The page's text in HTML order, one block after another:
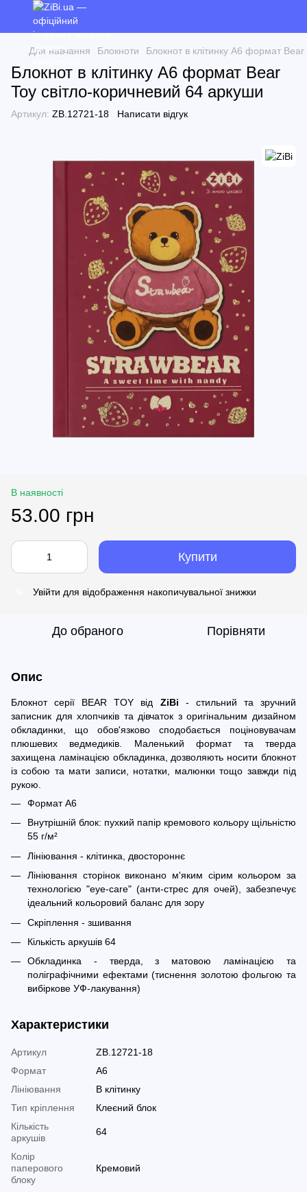
Для навчання Блокноти Блокнот в клітинку А6 формат
Блокнот в клітинку А6 формат Bear
Toy світло-коричневий 64 аркуши
Артикул: ZB.12721-18 Написати відгук
В наявності
53.00 грн
Купити
Увійти для відображення накопичувальної знижки
До обраного Порівняти
Опис
Блокнот серії BEAR TOY від ZiBi - стильний та зручний
записник для хлопчиків та дівчаток з оригінальним дизайном
обкладинки, що обов'язково сподобається поціновувачам
плюшевих ведмедиків. Маленький формат та тверда
захищена ламінацією обкладинка, дозволяють носити блокнот
із собою та мати записи, нотатки, малюнки тощо завжди під
рукою.
Формат А6
Внутрішній блок: пухкий папір кремового кольору щільністю
55 г/м²
Лініювання - клітинка, двостороннє
Лініювання сторінок виконано м'яким сірим кольором за
технологією "eye-care" (анти-стрес для очей), забезпечує
ідеальний кольоровий баланс для зору
Скріплення - зшивання
Кількість аркушів 64
Обкладинка - тверда, з матовою ламінацією та
поліграфічними ефектами (тиснення золотою фольгою та
вибіркове УФ-лакування)
Характеристики
Артикул
ZB.12721-18
Формат
A6
Лініювання
В клітинку
Тип кріплення
Клеєний блок
Кількість
аркушів
64
Колір
паперового
блоку
Кремовий